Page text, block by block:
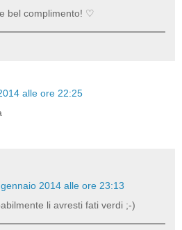
bel complimento! ♡
alle ore 22:25
2014 alle ore 23:13
li avresti fati verdi ;-)